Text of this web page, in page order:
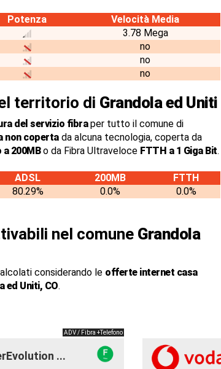
Potenza
Velocità Media
3.78 Mega
no
no
no
territorio di Grandola ed Uniti
del servizio fibraper tutto il comune di
non copertada alcuna tecnologia, coperta da
200MBo da Fibra Ultraveloce FTTH a 1 Giga Bit.
ADSL 200MB
FTTH
80.29% 0.0% 0.0%
nel comune Grandola
considerando le offerte internet casa
ed Uniti, CO.
ADV / Fibra +Telefono
...